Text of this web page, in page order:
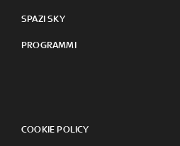
SPAZI SKY
PROGRAMMI
COOKIE POLICY